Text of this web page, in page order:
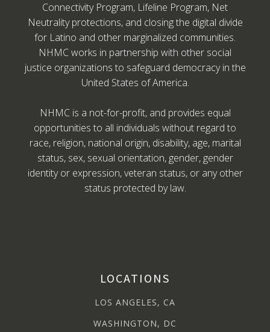
Connectivity Program, Lifeline Program, Net
Neutrality protections, and closing the digital divide
for Latino and other marginalized communities.
NHMC works in partnership with other social
justice organizations to safeguard democracy in the
United States of America.
NHMC is a not-for-profit, and provides equal
opportunities to all individuals without regard to
race, religion, national origin, disability, age, marital
status, sex, sexual orientation, gender, gender
identity or expression, veteran status, or any other
status protected by law.
LOCATIONS
LOS ANGELES, CA
WASHINGTON, DC